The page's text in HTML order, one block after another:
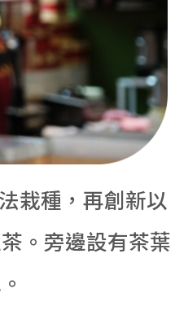
栽種，再創新以
。旁邊設有茶葉